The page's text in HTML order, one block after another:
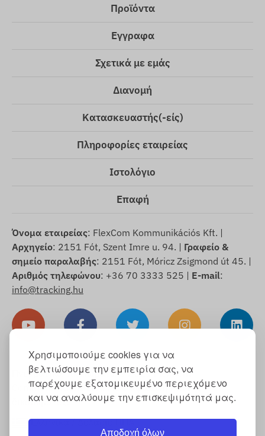
Χρησιμοποιούμε cookies για να
βελτιώσουμε την εμπειρία σας, να
παρέχουμε εξατομικευμένο περιεχόμενο
και να αναλύουμε την επισκεψιμότητά μας.
Αποδοχή όλων
Προϊόντα
Εγγραφα
Σχετικά με εμάς
Διανομή
Κατασκευαστής(-είς)
Πληροφορίες εταιρείας
Ιστολόγιο
Επαφή
Όνομα εταιρείας: FlexCom Kommunikációs Kft. |
Αρχηγείο: 2151 Fót, Szent Imre u. 94. | Γραφείο &
σημείο παραλαβής: 2151 Fót, Móricz Zsigmond út 45. |
Αριθμός τηλεφώνου: +36 70 3333 525 | E-mail:
info@tracking.hu
Πνευματικά δικαιώματα © 2025 FlexCom
Communications Ltd., Με επιφύλαξη παντός
δικαιώματος.
Ελληνικά/Δολάριο ΗΠΑ